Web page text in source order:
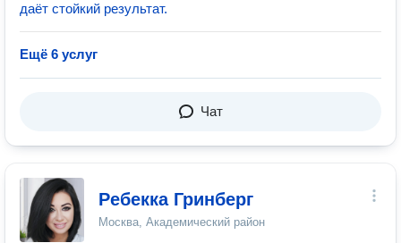
даёт стойкий результат.
Ещё 6 услуг
Чат
Ребекка Гринберг
Москва, Академический район